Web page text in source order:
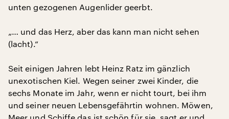
unten gezogenen Augenlider geerbt.
„… und das Herz, aber das kann man nicht sehen
(lacht).“
Seit einigen Jahren lebt Heinz Ratz im gänzlich
unexotischen Kiel. Wegen seiner zwei Kinder, die
sechs Monate im Jahr, wenn er nicht tourt, bei ihm
und seiner neuen Lebensgefährtin wohnen. Möwen,